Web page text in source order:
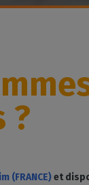
?
(FRANCE)et